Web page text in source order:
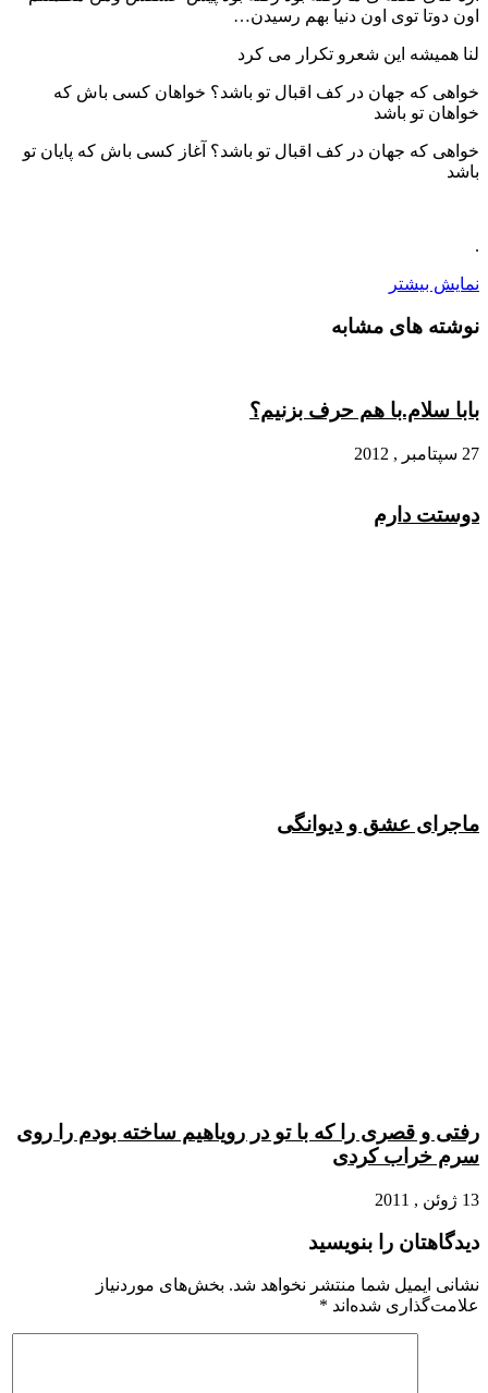
اون دوتا توی اون دنیا بهم رسیدن…
لنا همیشه این شعرو تکرار می کرد
خواهی که جهان در کف اقبال تو باشد؟ خواهان کسی باش که
خواهان تو باشد
خواهی که جهان در کف اقبال تو باشد؟ آغاز کسی باش که پایان تو
باشد
.
نمایش بیشتر
نوشته های مشابه
بابا سلام.با هم حرف بزنیم؟
27 سپتامبر , 2012
دوستت دارم
ماجرای عشق و دیوانگی
رفتی و قصری را که با تو در رویاهیم ساخته بودم را روی
سرم خراب کردی
13 ژوئن , 2011
دیدگاهتان را بنویسید
نشانی ایمیل شما منتشر نخواهد شد. بخش‌های موردنیاز
علامت‌گذاری شده‌اند *